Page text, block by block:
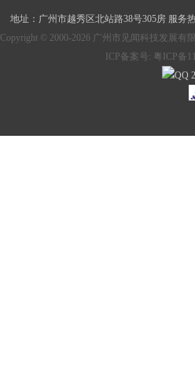
地址： 广州市越秀区北站路38号305房 服务
Copyright © 2000-2026 广州市见闻科技发展
ICP备案号: 粤ICP备